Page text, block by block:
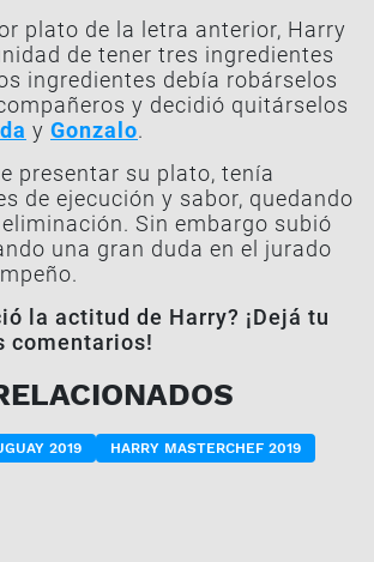
plato de la letra anterior, Harry
de tener tres ingredientes
ingredientes debía robárselos
y decidió quitárselos
y Gonzalo.
presentar su plato, tenía
de ejecución y sabor, quedando
Sin embargo subió
una gran duda en el jurado
la actitud de Harry? ¡Dejá tu
comentarios!
2019 HARRY MASTERCHEF 2019